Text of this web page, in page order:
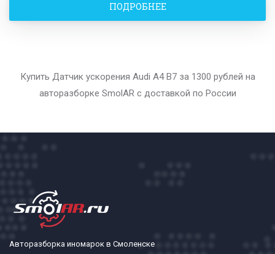
ПОДРОБНЕЕ
Купить Датчик ускорения Audi A4 B7 за 1300 рублей на
авторазборке SmolAR с доставкой по России
Авторазборка иномарок в Смоленске